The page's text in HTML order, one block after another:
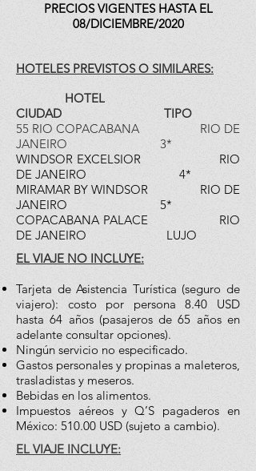
PRECIOS VIGENTES HASTA EL
08/DICIEMBRE/2020
HOTELES PREVISTOS O SIMILARES:
HOTEL
CIUDAD TIPO
55 RIO COPACABANA RIO DE
JANEIRO 3*
WINDSOR EXCELSIOR RIO
DE JANEIRO 4*
MIRAMAR BY WINDSOR RIO DE
JANEIRO 5*
COPACABANA PALACE RIO
DE JANEIRO LUJO
EL VIAJE NO INCLUYE:
Tarjeta de Asistencia Turística (seguro de
viajero): costo por persona 8.40 USD
hasta 64 años (pasajeros de 65 años en
adelante consultar opciones).
Ningún servicio no especificado.
Gastos personales y propinas a maleteros,
trasladistas y meseros.
Bebidas en los alimentos.
Impuestos aéreos y Q’S pagaderos en
México: 510.00 USD (sujeto a cambio).
EL VIAJE INCLUYE: